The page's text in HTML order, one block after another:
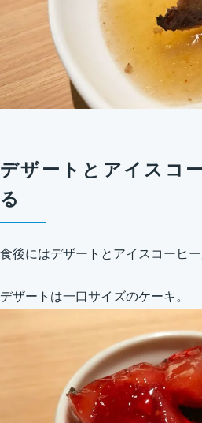
デザートとアイスコ
る
食後にはデザートとアイスコーヒー
デザートは一口サイズのケーキ。